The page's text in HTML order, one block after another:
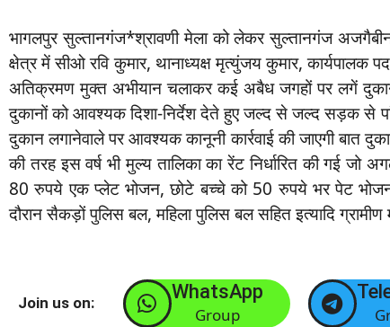
भागलपुर सुल्तानगंज*श्रावणी मेला को लेकर सुल्तानगंज
क्षेत्र में सीओ रवि कुमार, थानाध्यक्ष मृत्युंजय कुमार, कार्यपालक
अतिक्रमण मुक्त अभीयान चलाकर कई अबैध जगहों पर लगें
दुकानों को आवश्यक दिशा-निर्देश देते हुए जल्द से जल्द सड़क से
दुकान लगानेवाले पर आवश्यक कानूनी कार्रवाई की जाएगी बात
की तरह इस वर्ष भी मुल्य तालिका का रेंट निर्धारित की गई
80 रुपये एक प्लेट भोजन, छोटे बच्चे को 50 रुपये भर पेट
दौरान सैकड़ों पुलिस बल, महिला पुलिस बल सहित इत्यादि
Join us on: WhatsApp
Group